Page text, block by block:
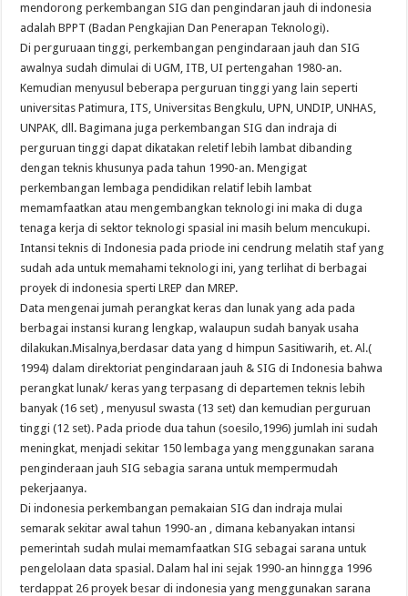
mendorong perkembangan SIG dan pengindaran jauh di indonesia
adalah BPPT (Badan Pengkajian Dan Penerapan Teknologi).
Di perguruaan tinggi, perkembangan pengindaraan jauh dan SIG
awalnya sudah dimulai di UGM, ITB, UI pertengahan 1980-an.
Kemudian menyusul beberapa perguruan tinggi yang lain seperti
universitas Patimura, ITS, Universitas Bengkulu, UPN, UNDIP, UNHAS,
UNPAK, dll. Bagimana juga perkembangan SIG dan indraja di
perguruan tinggi dapat dikatakan reletif lebih lambat dibanding
dengan teknis khusunya pada tahun 1990-an. Mengigat
perkembangan lembaga pendidikan relatif lebih lambat
memamfaatkan atau mengembangkan teknologi ini maka di duga
tenaga kerja di sektor teknologi spasial ini masih belum mencukupi.
Intansi teknis di Indonesia pada priode ini cendrung melatih staf yang
sudah ada untuk memahami teknologi ini, yang terlihat di berbagai
proyek di indonesia sperti LREP dan MREP.
Data mengenai jumah perangkat keras dan lunak yang ada pada
berbagai instansi kurang lengkap, walaupun sudah banyak usaha
dilakukan.Misalnya,berdasar data yang d himpun Sasitiwarih, et. Al.(
1994) dalam direktoriat pengindaraan jauh & SIG di Indonesia bahwa
perangkat lunak/ keras yang terpasang di departemen teknis lebih
banyak (16 set) , menyusul swasta (13 set) dan kemudian perguruan
tinggi (12 set). Pada priode dua tahun (soesilo,1996) jumlah ini sudah
meningkat, menjadi sekitar 150 lembaga yang menggunakan sarana
penginderaan jauh SIG sebagia sarana untuk mempermudah
pekerjaanya.
Di indonesia perkembangan pemakaian SIG dan indraja mulai
semarak sekitar awal tahun 1990-an , dimana kebanyakan intansi
pemerintah sudah mulai memamfaatkan SIG sebagai sarana untuk
pengelolaan data spasial. Dalam hal ini sejak 1990-an hinngga 1996
terdappat 26 proyek besar di indonesia yang menggunakan sarana